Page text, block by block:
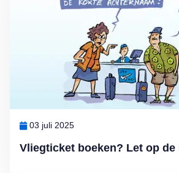
Vliegticket boeken? Let op
03 juli 2025